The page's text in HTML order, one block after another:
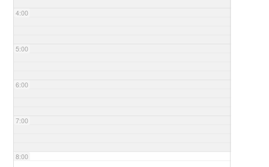
4:00
5:00
6:00
7:00
8:00